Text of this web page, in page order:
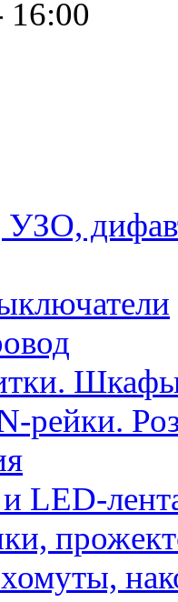
16:00
УЗО,
LED-